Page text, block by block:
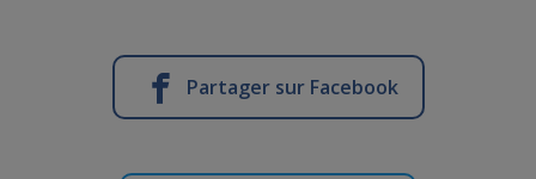
Partager sur Facebook